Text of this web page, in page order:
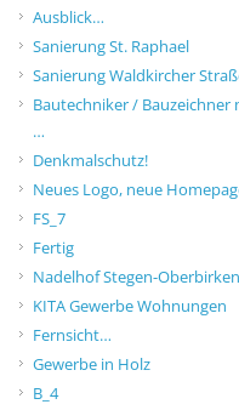
Ausblick…
Sanierung St. Raphael
Sanierung Waldkircher
Bautechniker / Bauzeichner
…
Denkmalschutz!
Neues Logo, neue
FS_7
Fertig
Nadelhof Stegen-Oberbirken
KITA Gewerbe Wohnungen
Fernsicht…
Gewerbe in Holz
B_4